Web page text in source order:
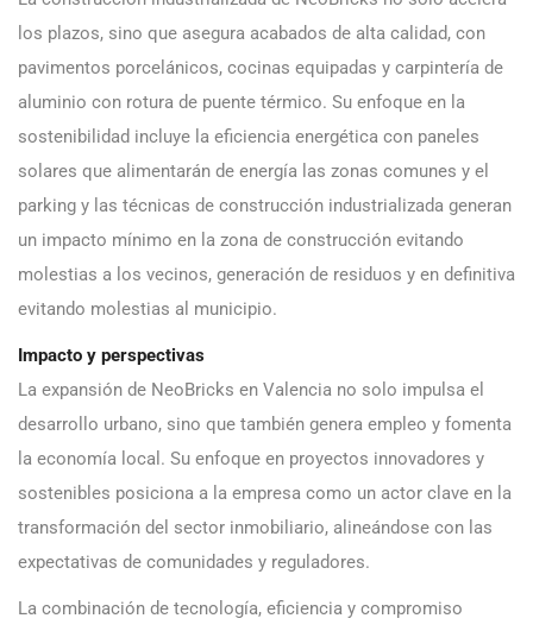
los plazos, sino que asegura acabados de alta calidad, con
pavimentos porcelánicos, cocinas equipadas y carpintería de
aluminio con rotura de puente térmico. Su enfoque en la
sostenibilidad incluye la eficiencia energética con paneles
solares que alimentarán de energía las zonas comunes y el
parking y las técnicas de construcción industrializada generan
un impacto mínimo en la zona de construcción evitando
molestias a los vecinos, generación de residuos y en definitiva
evitando molestias al municipio.
Impacto y perspectivas
La expansión de NeoBricks en Valencia no solo impulsa el
desarrollo urbano, sino que también genera empleo y fomenta
la economía local. Su enfoque en proyectos innovadores y
sostenibles posiciona a la empresa como un actor clave en la
transformación del sector inmobiliario, alineándose con las
expectativas de comunidades y reguladores.
La combinación de tecnología, eficiencia y compromiso